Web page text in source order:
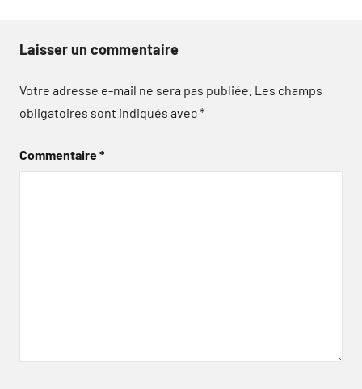
Laisser un commentaire
Votre adresse e-mail ne sera pas publiée. Les champs
obligatoires sont indiqués avec*
Commentaire*